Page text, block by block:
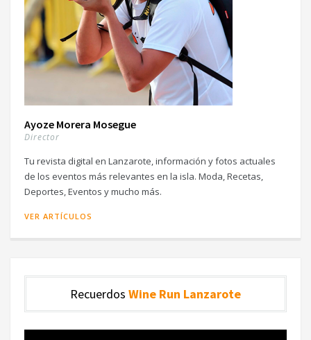
Ayoze Morera Mosegue
Director
Tu revista digital en Lanzarote, información y fotos actuales
de los eventos más relevantes en la isla. Moda, Recetas,
Deportes, Eventos y mucho más.
VER ARTÍCULOS
Recuerdos Wine Run Lanzarote